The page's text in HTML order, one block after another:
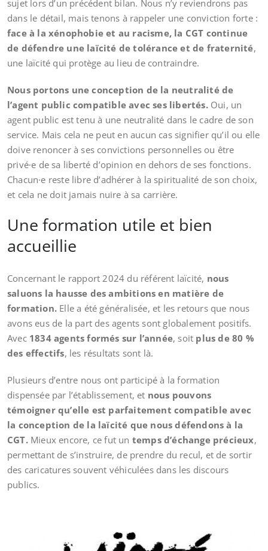
sujet lors d’un précédent bilan. Nous n’y reviendrons pas
dans le détail, mais tenons à rappeler une conviction forte :
face à la xénophobie et au racisme, la CGT continue
de défendre une laïcité de tolérance et de fraternité,
une laïcité qui protège au lieu de contraindre.
Nous portons une conception de la neutralité de
l’agent public compatible avec ses libertés.Oui, un
agent public est tenu à une neutralité dans le cadre de son
service. Mais cela ne peut en aucun cas signifier qu’il ou elle
doive renoncer à ses convictions personnelles ou être
privé·e de sa liberté d’opinion en dehors de ses fonctions.
Chacun·e reste libre d’adhérer à la spiritualité de son choix,
et cela ne doit jamais nuire à sa carrière.
Une formation utile et bien
accueillie
Concernant le rapport 2024 du référent laïcité, nous
saluons la hausse des ambitions en matière de
formation. Elle a été généralisée, et les retours que nous
avons eus de la part des agents sont globalement positifs.
Avec 1834 agents formés sur l’année, soit plus de 80 %
des effectifs, les résultats sont là.
Plusieurs d’entre nous ont participé à la formation
dispensée par l’établissement, et nous pouvons
témoigner qu’elle est parfaitement compatible avec
la conception de la laïcité que nous défendons à la
CGT.Mieux encore, ce fut un temps d’échange précieux,
permettant de s’instruire, de prendre du recul, et de sortir
des caricatures souvent véhiculées dans les discours
publics.